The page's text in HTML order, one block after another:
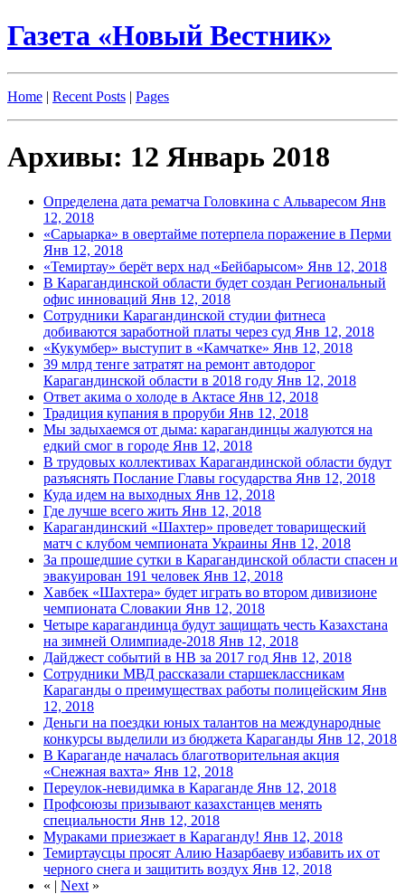
Газета «Новый Вестник»
Home | Recent Posts | Pages
Архивы: 12 Январь 2018
Определена дата рематча Головкина с Альваресом Янв
12, 2018
«Сарыарка» в овертайме потерпела поражение в Перми
Янв 12, 2018
«Темиртау» берёт верх над «Бейбарысом» Янв 12, 2018
В Карагандинской области будет создан Региональный
офис инноваций Янв 12, 2018
Сотрудники Карагандинской студии фитнеса
добиваются заработной платы через суд Янв 12, 2018
«Кукумбер» выступит в «Камчатке» Янв 12, 2018
39 млрд тенге затратят на ремонт автодорог
Карагандинской области в 2018 году Янв 12, 2018
Ответ акима о холоде в Актасе Янв 12, 2018
Традиция купания в проруби Янв 12, 2018
Мы задыхаемся от дыма: карагандинцы жалуются на
едкий смог в городе Янв 12, 2018
В трудовых коллективах Карагандинской области будут
разъяснять Послание Главы государства Янв 12, 2018
Куда идем на выходных Янв 12, 2018
Где лучше всего жить Янв 12, 2018
Карагандинский «Шахтер» проведет товарищеский
матч с клубом чемпионата Украины Янв 12, 2018
За прошедшие сутки в Карагандинской области спасен и
эвакуирован 191 человек Янв 12, 2018
Хавбек «Шахтера» будет играть во втором дивизионе
чемпионата Словакии Янв 12, 2018
Четыре карагандинца будут защищать честь Казахстана
на зимней Олимпиаде-2018 Янв 12, 2018
Дайджест событий в НВ за 2017 год Янв 12, 2018
Сотрудники МВД рассказали старшеклассникам
Караганды о преимуществах работы полицейским Янв
12, 2018
Деньги на поездки юных талантов на международные
конкурсы выделили из бюджета Караганды Янв 12, 2018
В Караганде началась благотворительная акция
«Снежная вахта» Янв 12, 2018
Переулок-невидимка в Караганде Янв 12, 2018
Профсоюзы призывают казахстанцев менять
специальности Янв 12, 2018
Мураками приезжает в Караганду! Янв 12, 2018
Темиртаусцы просят Алию Назарбаеву избавить их от
черного снега и защитить воздух Янв 12, 2018
« | Next »